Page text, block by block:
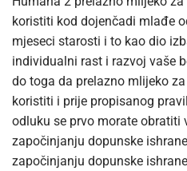
koristiti kod dojenčadi mlađe
mjeseci starosti i to kao dio
individualni rast i razvoj vaše
do toga da prelazno mlijeko
koristiti i prije propisanog
odluku se prvo morate obratiti
započinjanju dopunske
započinjanju dopunske